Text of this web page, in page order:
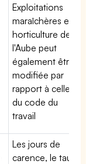
Exploitations
maraîchères et
horticulture de
l'Aube peut
également être
modifiée par
rapport à celle
du code du
travail
Les jours de
carence, le taux